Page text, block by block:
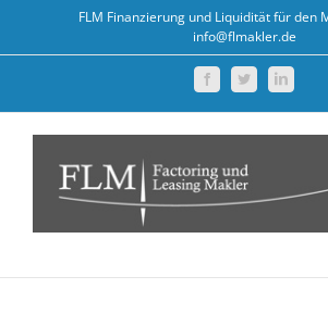
FLM Finanzierung und Liquidität für den
info@flmakler.de
FacebookTwitterLinkedIn